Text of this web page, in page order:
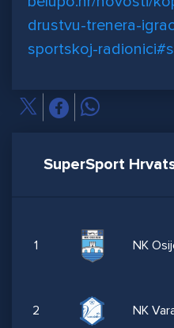
drustvu-trenera-
sportskoj-
SuperSport
1 NK
2 NK